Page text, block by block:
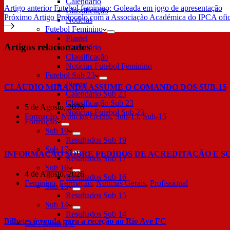
Classificação
Notícias
Futebol Feminino
Plantel
Calendário
Classificação
Notícias Futebol Feminino
Futebol Sub 23
Plantel
Calendário Sub 23
Classificação Sub 23
Notícias Futebol Sub 23
Formação
Sub 19
Resultados Sub 19
Sub 17
Resultados Sub 17
Sub 16
Resultados Sub 16
Sub 15
Resultados Sub 15
Sub 14
Resultados Sub 14
Gil Vicente TV
Artigo anteriorFutebol feminino: Goleada em jogo de apresentação
Próximo Artigo Protocolo com a Associação Académica do IPCA
Artigos relacionados
CLÁUDIO MIRANDA ASSUME O COMANDO DOS SUB-15
5 de Agosto, 2026
Formação,Notícias Gerais,Sub-15,Sub-15
INFORMAÇÃO SOBRE PEDIDOS DE ACREDITAÇÃO E
4 de Agosto, 2026
Feminino, Formação,Notícias Gerais, Profissional
Bilhetes à venda para a receção ao Rio Ave FC